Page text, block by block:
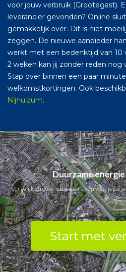
voor jouw verbruik (Grootegast).
leverancier gevonden? Online
gemakkelijk over. Dit is niet
zeggen. De nieuwe aanbieder
werkt met een bedenktijd van 10
2 weken kan jij zonder reden nog
Stap over binnen een paar
welkomstkortingen. Ook
Nijhuizum.
Duurzame
Vergelijk stroom- en gastarieven voor jouw
Start met